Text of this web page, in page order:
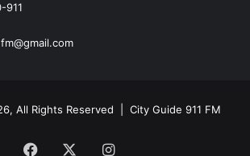
911
All Rights Reserved | City Guide 911 FM
Facebook Instagram